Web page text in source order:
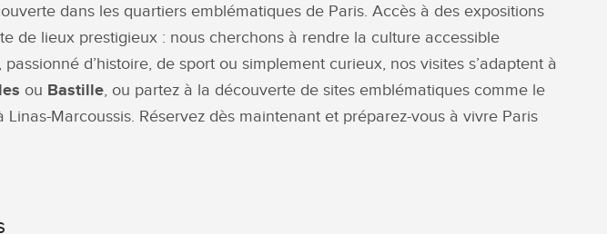
dans les quartiers emblématiques de Paris. Accès à des expositions
de lieux prestigieux : nous cherchons à rendre la culture accessible
d’histoire, de sport ou simplement curieux, nos visites s’adaptent à
ou Bastille, ou partez à la découverte de sites emblématiques comme le
Linas-Marcoussis. Réservez dès maintenant et préparez-vous à vivre Paris